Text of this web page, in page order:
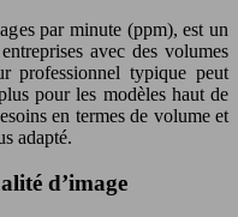
par minute (ppm), est un
avec des volumes
professionnel typique peut
pour les modèles haut de
en termes de volume et
adapté.
d’image